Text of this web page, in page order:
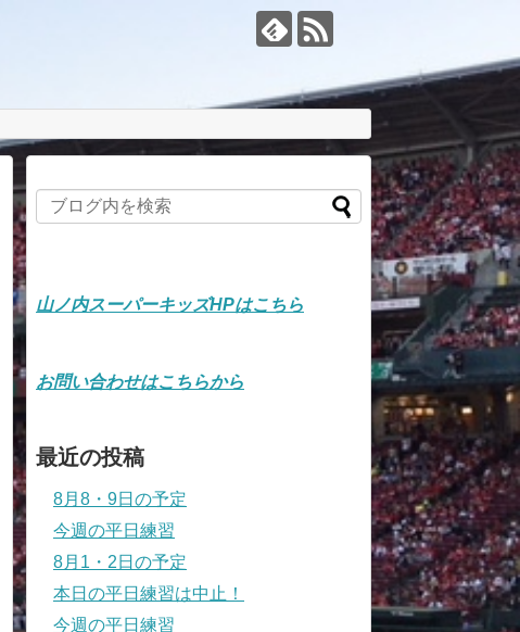
山ノ内スーパーキッズHPはこちら
お問い合わせはこちらから
最近の投稿
8月8・9日の予定
今週の平日練習
8月1・2日の予定
本日の平日練習は中止！
今週の平日練習